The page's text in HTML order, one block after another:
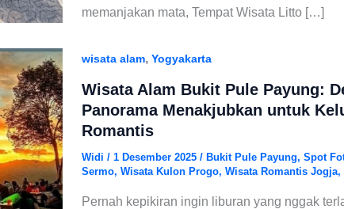
memanjakan mata, Tempat Wisata Litto […]
wisata alam, Yogyakarta
Wisata Alam Bukit Pule Payung:
Panorama Menakjubkan untuk
Romantis
Widi / 1 Desember 2025 / Bukit Pule Payung, Spot
Sermo, Wisata Kulon Progo, Wisata Romantis Jogja,
Pernah kepikiran ingin liburan yang nggak